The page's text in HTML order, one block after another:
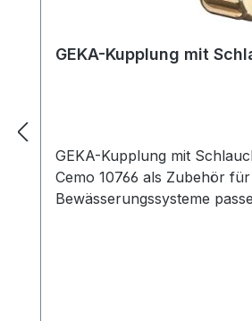
GEKA-Kupplung mit
GEKA-Kupplung mit
Cemo 10766 als Zubehör für mobile
Bewässerungssysteme